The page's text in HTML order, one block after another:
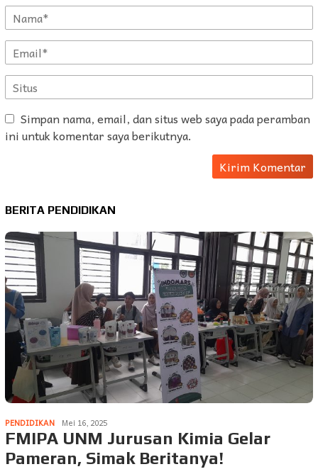
Simpan nama, email, dan situs web saya pada peramban
ini untuk komentar saya berikutnya.
BERITA PENDIDIKAN
PENDIDIKAN Mei 16, 2025
FMIPA UNM Jurusan Kimia Gelar
Pameran, Simak Beritanya!